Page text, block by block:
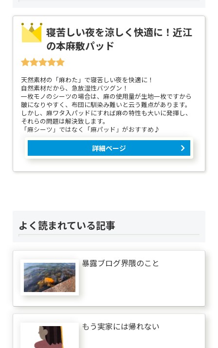
寝苦しい夜を涼しく快適に！近江
の本麻敷パッド
天然素材の「麻わた」で寝苦しい夜を快適に！
自然素材だから、急放湿性バツグン！
一枚モノのシーツの場合は、麻の使用量が生地一枚ですから
皺になりやすく、布団に馴染み難いと云う難点があります。
しかし、麻ワタ入パッドにすれば麻の特性も大いに発揮し、
それらの問題は解決致します。
「麻シーツ」ではなく「麻パッド」がおすすめ♪
詳細ページ
よく読まれている記事
暴露ブログ界隈のこと
もう実家には帰れない